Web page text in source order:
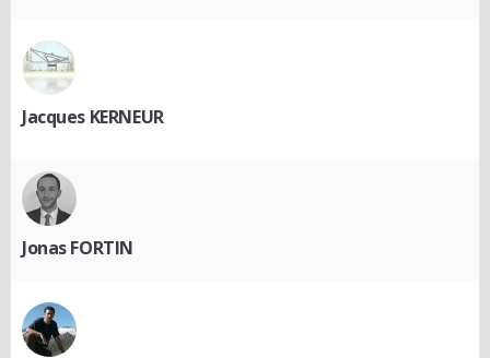
Jacques KERNEUR
Jonas FORTIN